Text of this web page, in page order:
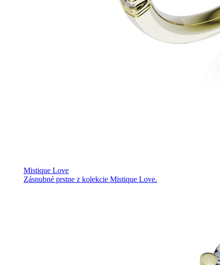
Mistique Love
Zásnubné prstne z kolekcie Mistique Love.